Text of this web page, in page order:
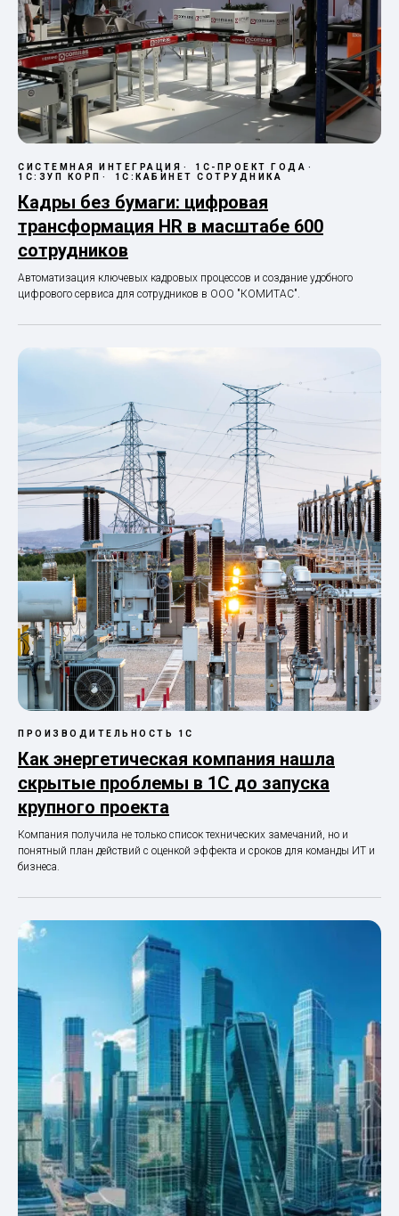
СИСТЕМНАЯ ИНТЕГРАЦИЯ
1С-ПРОЕКТ ГОДА
1С:ЗУП КОРП
1С:КАБИНЕТ СОТРУДНИКА
Кадры без бумаги: цифровая
трансформация HR в масштабе 600
сотрудников
Автоматизация ключевых кадровых процессов и создание удобного
цифрового сервиса для сотрудников в ООО "КОМИТАС".
ПРОИЗВОДИТЕЛЬНОСТЬ 1С
Как энергетическая компания нашла
скрытые проблемы в 1С до запуска
крупного проекта
Компания получила не только список технических замечаний, но и
понятный план действий с оценкой эффекта и сроков для команды ИТ и
бизнеса.